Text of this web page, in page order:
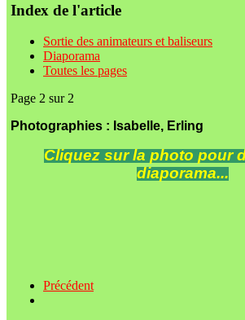
Index de l'article
Sortie des animateurs et baliseurs
Diaporama
Toutes les pages
Page 2 sur 2
Photographies : Isabelle, Erling
Cliquez sur la photo pour
diaporama...
Précédent